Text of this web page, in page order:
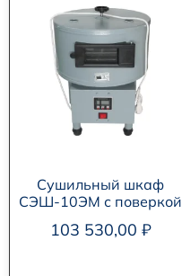
Сушильный шкаф
СЭШ-10ЭМ с поверкой
103 530,00 ₽